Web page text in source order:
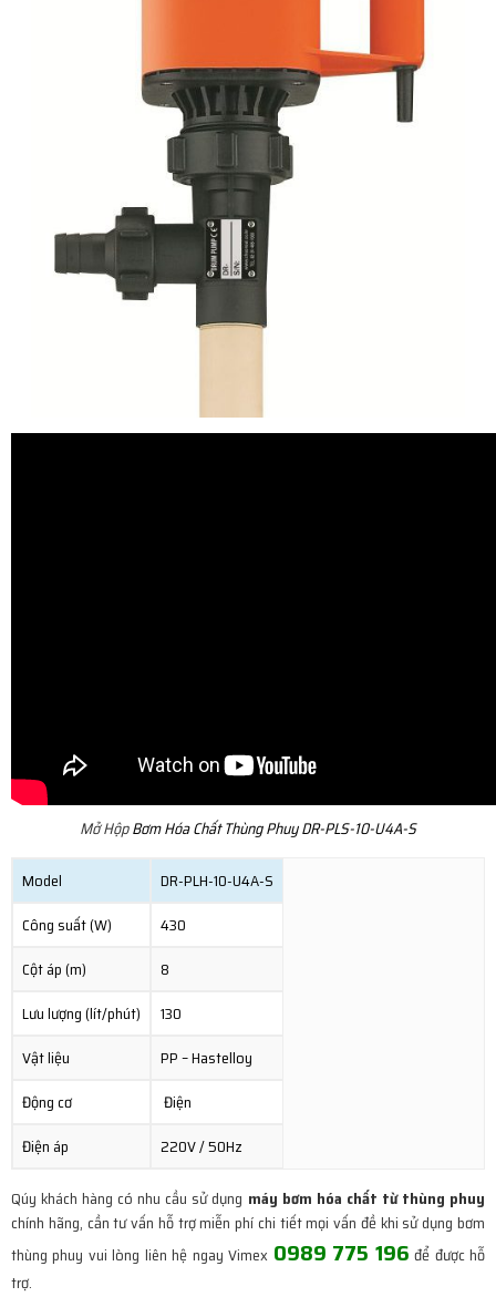
Mở HộpBơm Hóa Chất Thùng Phuy DR-PLS-10-U4A-S
Model
DR-PLH-10-U4A-S
Công suất (W)
430
Cột áp (m)
8
Lưu lượng (lít/phút)
130
Vật liệu
PP – Hastelloy
Động cơ
Điện
Điện áp
220V / 50Hz
Qúy khách hàng có nhu cầu sử dụng máy bơm hóa chất từ thùng phuy
chính hãng, cần tư vấn hỗ trợ miễn phí chi tiết mọi vấn đề khi sử dụng bơm
thùng phuy vui lòng liên hệ ngay Vimex 0989 775 196 để được hỗ
trợ.